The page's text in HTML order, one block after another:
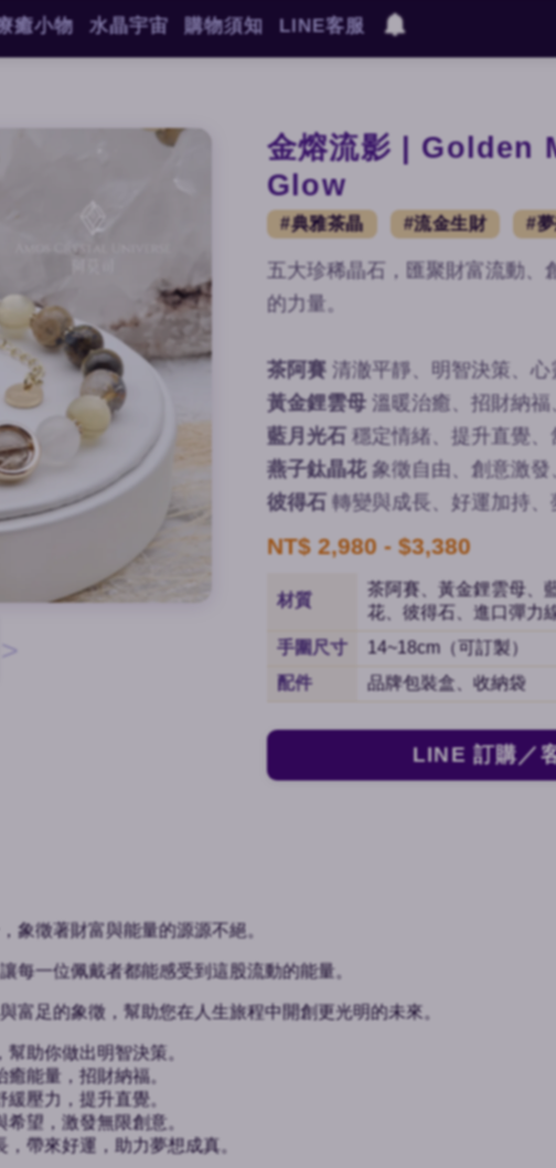
癒小物 水晶宇宙 購物須知 LINE客服
>
金熔流影 | Golden
Glow
#典雅茶晶 #流金生財 #
五大珍稀晶石，匯聚財富流動、
的力量。
茶阿賽 清澈平靜、明智決策、心
黃金鋰雲母 溫暖治癒、招財納
藍月光石 穩定情緒、提升直覺
燕子鈦晶花象徵自由、創意激發
彼得石 轉變與成長、好運加持
NT$ 2,980 - $3,380
材質
茶阿賽、黃金鋰雲母、
花、彼得石、進口彈力
手圍尺寸
14~18cm（可訂製）
配件
品牌包裝盒、收納袋
LINE 訂購／
象徵著財富與能量的源源不絕。
每一位佩戴者都能感受到這股流動的能量。
富足的象徵，幫助您在人生旅程中開創更光明的未來。
助你做出明智決策。
能量，招財納福。
壓力，提升直覺。
望，激發無限創意。
帶來好運，助力夢想成真。